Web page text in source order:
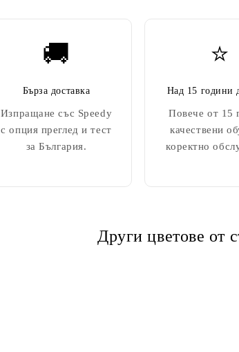
🚚
Бърза доставка
Изпращане със Speedy
с опция преглед и тест
за България.
⭐
Над 15 години
Повече от 15
качествени
коректно
Други цветове от